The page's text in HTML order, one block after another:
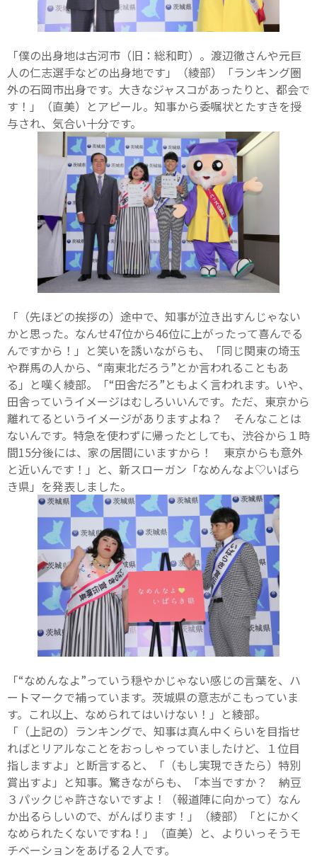
「僕の出身地は古河市（旧：総和町）。渡辺徹さんや元巨
人の仁志選手などの出身地です」（綾部）「ランキング圏
外の石岡市出身です。大きなジャスコがあったりと、都会で
す！」（直美）とアピール。知事から委嘱状とたすきを授
与され、気合い十分です。
「（先ほどの挨拶の）途中で、知事が泣き出すんじゃない
かと思った。なんせ47位から46位に上がったって喜んでる
んですから！」と笑いを誘いながらも、「同じ関東の埼玉
や群馬の人から、“南東北だろう”とか言われることもあ
る」と嘆く綾部。「“田舎だろ”ともよく言われます。いや、
田舎っていうイメージはむしろいいんです。ただ、東京から
離れてるというイメージがありますよね？ そんなことは
ないんです。特急を使わずに帰ったとしても、渋谷から１時
間15分後には、家の居間にいますから！ 東京からも意外
と近いんです！」と、新スローガン「なめんなよ♡いばら
き県」を発表しました。
「“なめんなよ”っていう穏やかじゃない感じの言葉を、ハ
ートマークで補っています。茨城県の意志がこもっていま
す。これ以上、なめられてはいけない！」と綾部。
「（上記の）ランキングで、知事は真ん中くらいを目指せ
ればとリアルなことをおっしゃっていましたけど、１位目
指しますよ」と断言すると、「（もし実現できたら）特別
賞出すよ」と知事。驚きながらも、「本当ですか？ 納豆
３パックじゃ許さないですよ！（報道陣に向かって）なん
か出るらしいので、がんばります！」（綾部）「とにかく
なめられたくないですね！」（直美）と、よりいっそうモ
チベーションをあげる２人です。